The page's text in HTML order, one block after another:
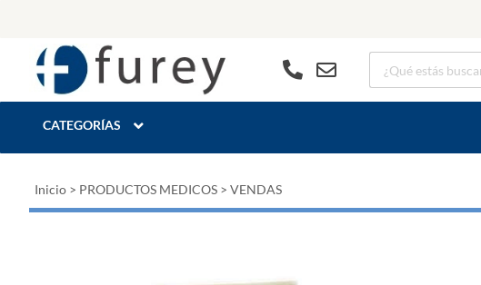
CATEGORÍAS
Inicio > PRODUCTOS MEDICOS > VENDAS